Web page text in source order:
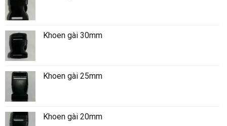
Khoen gài 30mm
Khoen gài 25mm
Khoen gài 20mm